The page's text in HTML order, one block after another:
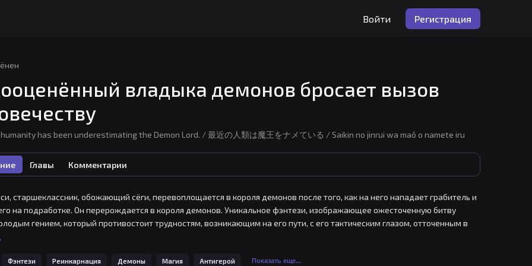
Войти Регистрация
владыка демонов бросает вызов
has been underestimating the Demon Lord. / 最近の人類は魔王をナメている / Saikin no jinrui wa maō o namete iru
Главы Комментарии
старшеклассник, обожающий сёги, перевоплощается в короля демонов после того, как на него нападает грабитель и
на подработке. Он перерождается в короля демонов. Уникальное фэнтези, изображающее ожесточенную битву
гением, который противостоит трудностям, возникающим на его пути, с его тактическим глазом, отточенным в
стратегом Лиором, который бросает ему вызов ради выживания человечества.
Фэнтези Реинкарнация Демоны Магия Антигерой Показать еще...